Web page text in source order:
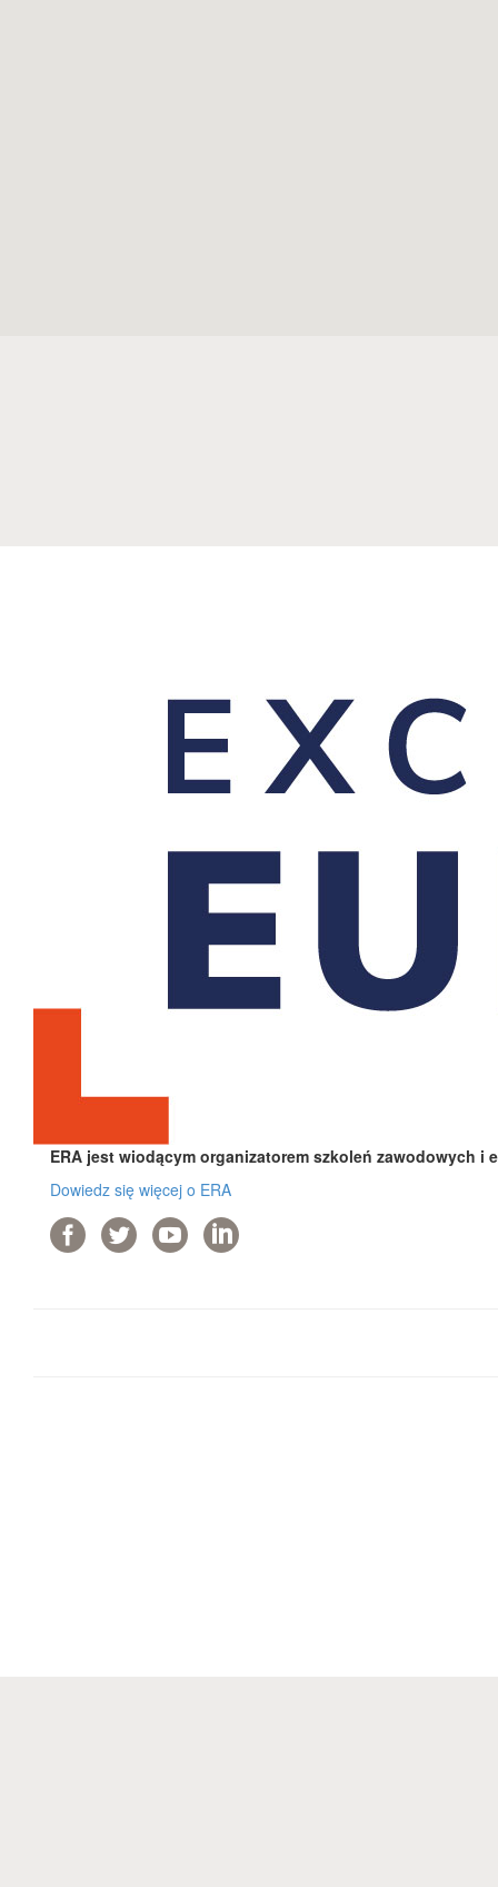
ERA jest wiodącym organizatorem szkoleń zawodowych i
Dowiedz się więcej o ERA